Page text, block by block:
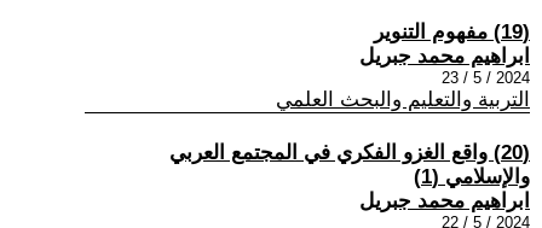
(19) مفهوم التنوير
ابراهيم محمد جبريل
2024 / 5 / 23
التربية والتعليم والبحث العلمي
(20) واقع الغزو الفكري في المجتمع العربي
والإسلامي (1)
ابراهيم محمد جبريل
2024 / 5 / 22